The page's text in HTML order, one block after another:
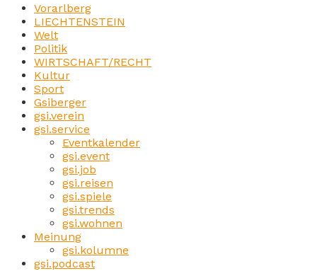
Vorarlberg
LIECHTENSTEIN
Welt
Politik
WIRTSCHAFT/RECHT
Kultur
Sport
Gsiberger
gsi.verein
gsi.service
Eventkalender
gsi.event
gsi.job
gsi.reisen
gsi.spiele
gsi.trends
gsi.wohnen
Meinung
gsi.kolumne
gsi.podcast